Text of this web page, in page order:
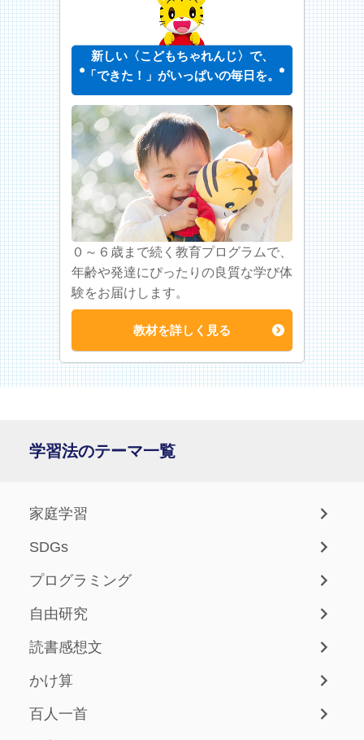
新しい〈こどもちゃれんじ〉で、
「できた！」がいっぱいの毎日を。
０～６歳まで続く教育プログラムで、
年齢や発達にぴったりの良質な学び体
験をお届けします。
教材を詳しく見る
学習法のテーマ一覧
家庭学習
SDGs
プログラミング
自由研究
読書感想文
かけ算
百人一首